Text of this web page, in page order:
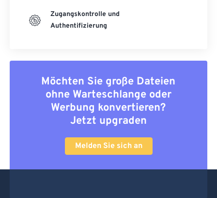
Zugangskontrolle und
Authentifizierung
Möchten Sie große Dateien
ohne Warteschlange oder
Werbung konvertieren?
Jetzt upgraden
Melden Sie sich an